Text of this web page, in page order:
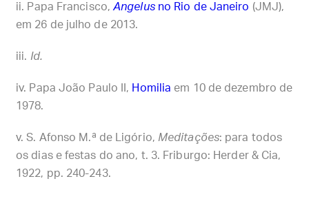
Papa Francisco,Angelusno Rio de Janeiro (JMJ),
em 26 de julho de 2013.
Id.
Papa João Paulo II, Homilia em 10 de dezembro de
1978.
S. Afonso M.ª de Ligório, Meditações: para todos
os dias e festas do ano, t. 3. Friburgo: Herder & Cia,
1922, pp. 240-243.